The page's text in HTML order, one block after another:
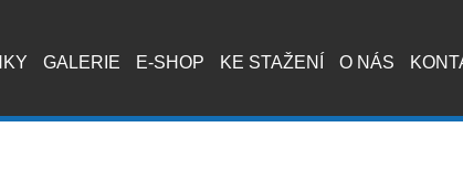
GALERIE E-SHOP KE STAŽENÍ O NÁS